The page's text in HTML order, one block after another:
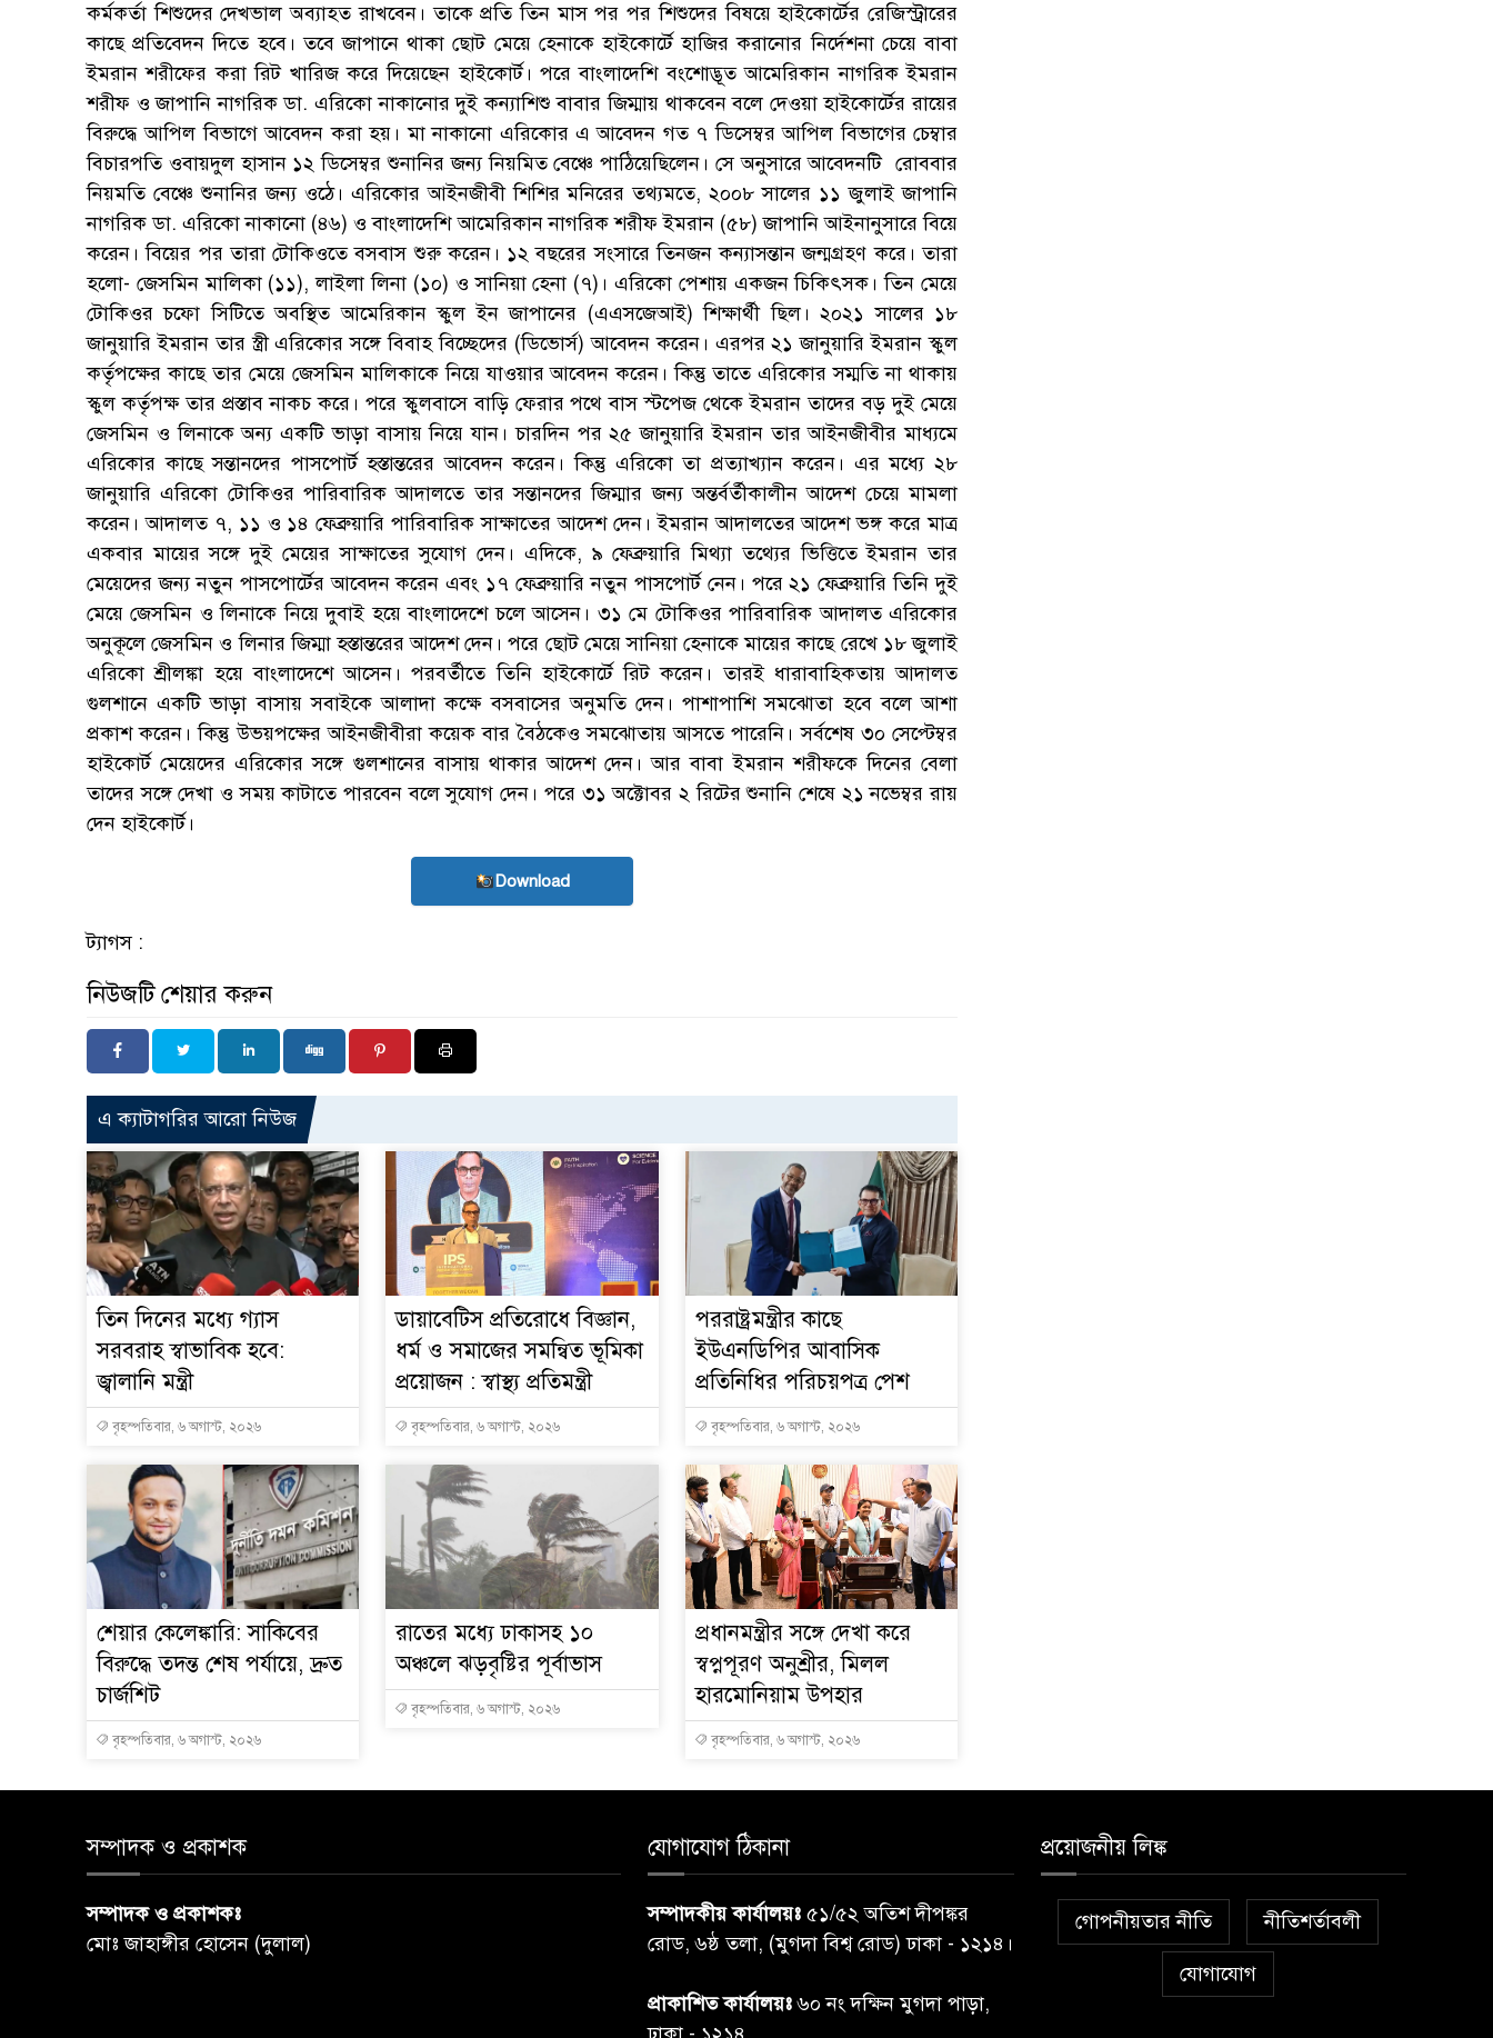
কর্মকর্তা শিশুদের দেখভাল অব্যাহত রাখবেন। তাকে প্রতি তিন মাস পর পর শিশুদের বিষয়ে হাইকোর্টের রেজিস্ট্রারের
কাছে প্রতিবেদন দিতে হবে। তবে জাপানে থাকা ছোট মেয়ে হেনাকে হাইকোর্টে হাজির করানোর নির্দেশনা চেয়ে বাবা
ইমরান শরীফের করা রিট খারিজ করে দিয়েছেন হাইকোর্ট। পরে বাংলাদেশি বংশোদ্ভূত আমেরিকান নাগরিক ইমরান
শরীফ ও জাপানি নাগরিক ডা. এরিকো নাকানোর দুই কন্যাশিশু বাবার জিম্মায় থাকবেন বলে দেওয়া হাইকোর্টের রায়ের
বিরুদ্ধে আপিল বিভাগে আবেদন করা হয়। মা নাকানো এরিকোর এ আবেদন গত ৭ ডিসেম্বর আপিল বিভাগের চেম্বার
বিচারপতি ওবায়দুল হাসান ১২ ডিসেম্বর শুনানির জন্য নিয়মিত বেঞ্চে পাঠিয়েছিলেন। সে অনুসারে আবেদনটি রোববার
নিয়মতি বেঞ্চে শুনানির জন্য ওঠে। এরিকোর আইনজীবী শিশির মনিরের তথ্যমতে, ২০০৮ সালের ১১ জুলাই জাপানি
নাগরিক ডা. এরিকো নাকানো (৪৬) ও বাংলাদেশি আমেরিকান নাগরিক শরীফ ইমরান (৫৮) জাপানি আইনানুসারে বিয়ে
করেন। বিয়ের পর তারা টোকিওতে বসবাস শুরু করেন। ১২ বছরের সংসারে তিনজন কন্যাসন্তান জন্মগ্রহণ করে। তারা
হলো- জেসমিন মালিকা (১১), লাইলা লিনা (১০) ও সানিয়া হেনা (৭)। এরিকো পেশায় একজন চিকিৎসক। তিন মেয়ে
টোকিওর চফো সিটিতে অবস্থিত আমেরিকান স্কুল ইন জাপানের (এএসজেআই) শিক্ষার্থী ছিল। ২০২১ সালের ১৮
জানুয়ারি ইমরান তার স্ত্রী এরিকোর সঙ্গে বিবাহ বিচ্ছেদের (ডিভোর্স) আবেদন করেন। এরপর ২১ জানুয়ারি ইমরান স্কুল
কর্তৃপক্ষের কাছে তার মেয়ে জেসমিন মালিকাকে নিয়ে যাওয়ার আবেদন করেন। কিন্তু তাতে এরিকোর সম্মতি না থাকায়
স্কুল কর্তৃপক্ষ তার প্রস্তাব নাকচ করে। পরে স্কুলবাসে বাড়ি ফেরার পথে বাস স্টপেজ থেকে ইমরান তাদের বড় দুই মেয়ে
জেসমিন ও লিনাকে অন্য একটি ভাড়া বাসায় নিয়ে যান। চারদিন পর ২৫ জানুয়ারি ইমরান তার আইনজীবীর মাধ্যমে
এরিকোর কাছে সন্তানদের পাসপোর্ট হস্তান্তরের আবেদন করেন। কিন্তু এরিকো তা প্রত্যাখ্যান করেন। এর মধ্যে ২৮
জানুয়ারি এরিকো টোকিওর পারিবারিক আদালতে তার সন্তানদের জিম্মার জন্য অন্তর্বর্তীকালীন আদেশ চেয়ে মামলা
করেন। আদালত ৭, ১১ ও ১৪ ফেব্রুয়ারি পারিবারিক সাক্ষাতের আদেশ দেন। ইমরান আদালতের আদেশ ভঙ্গ করে মাত্র
একবার মায়ের সঙ্গে দুই মেয়ের সাক্ষাতের সুযোগ দেন। এদিকে, ৯ ফেব্রুয়ারি মিথ্যা তথ্যের ভিত্তিতে ইমরান তার
মেয়েদের জন্য নতুন পাসপোর্টের আবেদন করেন এবং ১৭ ফেব্রুয়ারি নতুন পাসপোর্ট নেন। পরে ২১ ফেব্রুয়ারি তিনি দুই
মেয়ে জেসমিন ও লিনাকে নিয়ে দুবাই হয়ে বাংলাদেশে চলে আসেন। ৩১ মে টোকিওর পারিবারিক আদালত এরিকোর
অনুকূলে জেসমিন ও লিনার জিম্মা হস্তান্তরের আদেশ দেন। পরে ছোট মেয়ে সানিয়া হেনাকে মায়ের কাছে রেখে ১৮ জুলাই
এরিকো শ্রীলঙ্কা হয়ে বাংলাদেশে আসেন। পরবর্তীতে তিনি হাইকোর্টে রিট করেন। তারই ধারাবাহিকতায় আদালত
গুলশানে একটি ভাড়া বাসায় সবাইকে আলাদা কক্ষে বসবাসের অনুমতি দেন। পাশাপাশি সমঝোতা হবে বলে আশা
প্রকাশ করেন। কিন্তু উভয়পক্ষের আইনজীবীরা কয়েক বার বৈঠকেও সমঝোতায় আসতে পারেনি। সর্বশেষ ৩০ সেপ্টেম্বর
হাইকোর্ট মেয়েদের এরিকোর সঙ্গে গুলশানের বাসায় থাকার আদেশ দেন। আর বাবা ইমরান শরীফকে দিনের বেলা
তাদের সঙ্গে দেখা ও সময় কাটাতে পারবেন বলে সুযোগ দেন। পরে ৩১ অক্টোবর ২ রিটের শুনানি শেষে ২১ নভেম্বর রায়
দেন হাইকোর্ট।
Download
ট্যাগস :
নিউজটি শেয়ার করুন
এ ক্যাটাগরির আরো নিউজ
তিন দিনের মধ্যে গ্যাস
সরবরাহ স্বাভাবিক হবে:
জ্বালানি মন্ত্রী
বৃহস্পতিবার, ৬ অগাস্ট, ২০২৬
ডায়াবেটিস প্রতিরোধে বিজ্ঞান,
ধর্ম ও সমাজের সমন্বিত ভূমিকা
প্রয়োজন : স্বাস্থ্য প্রতিমন্ত্রী
বৃহস্পতিবার, ৬ অগাস্ট, ২০২৬
পররাষ্ট্রমন্ত্রীর কা‌ছে
ইউএনডিপির আবাসিক
প্রতিনিধির পরিচয়পত্র পেশ
বৃহস্পতিবার, ৬ অগাস্ট, ২০২৬
শেয়ার কেলেঙ্কারি: সাকিবের
বিরুদ্ধে তদন্ত শেষ পর্যায়ে, দ্রুত
চার্জশিট
বৃহস্পতিবার, ৬ অগাস্ট, ২০২৬
রাতের মধ্যে ঢাকাসহ ১০
অঞ্চলে ঝড়বৃষ্টির পূর্বাভাস
বৃহস্পতিবার, ৬ অগাস্ট, ২০২৬
প্রধানমন্ত্রীর সঙ্গে দেখা করে
স্বপ্নপূরণ অনুশ্রীর, মিলল
হারমোনিয়াম উপহার
বৃহস্পতিবার, ৬ অগাস্ট, ২০২৬
সম্পাদক ও প্রকাশক
সম্পাদক ও প্রকাশকঃ
মোঃ জাহাঙ্গীর হোসেন (দুলাল)
যোগাযোগ ঠিকানা
সম্পাদকীয় কার্যালয়ঃ ৫১/৫২ অতিশ দীপঙ্কর
রোড, ৬ষ্ঠ তলা, (মুগদা বিশ্ব রোড) ঢাকা - ১২১৪।
প্রাকাশিত কার্যালয়ঃ৬০ নং দক্ষিন মুগদা পাড়া,
প্রয়োজনীয় লিঙ্ক
গোপনীয়তার নীতি নীতিশর্তাবলী
যোগাযোগ